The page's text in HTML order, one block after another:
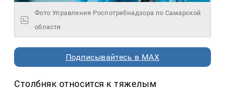
Фото Управления Роспотребнадзора по Самарской
области
Подписывайтесь в MAX
Столбняк относится к тяжелым